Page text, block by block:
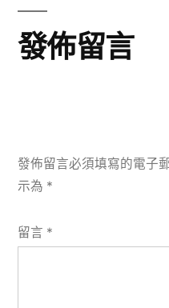
發佈留言
發佈留言必須填寫的電子
示為 *
留言 *